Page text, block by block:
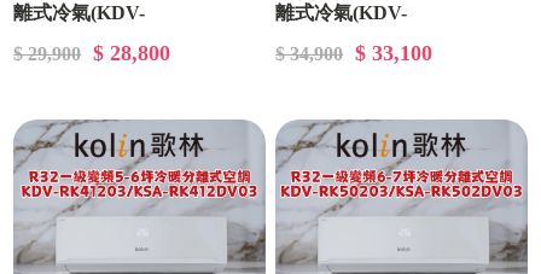
離式冷氣(KDV-
$ 29,900
$ 28,800
離式冷氣(KDV-
$ 34,900
$ 33,100